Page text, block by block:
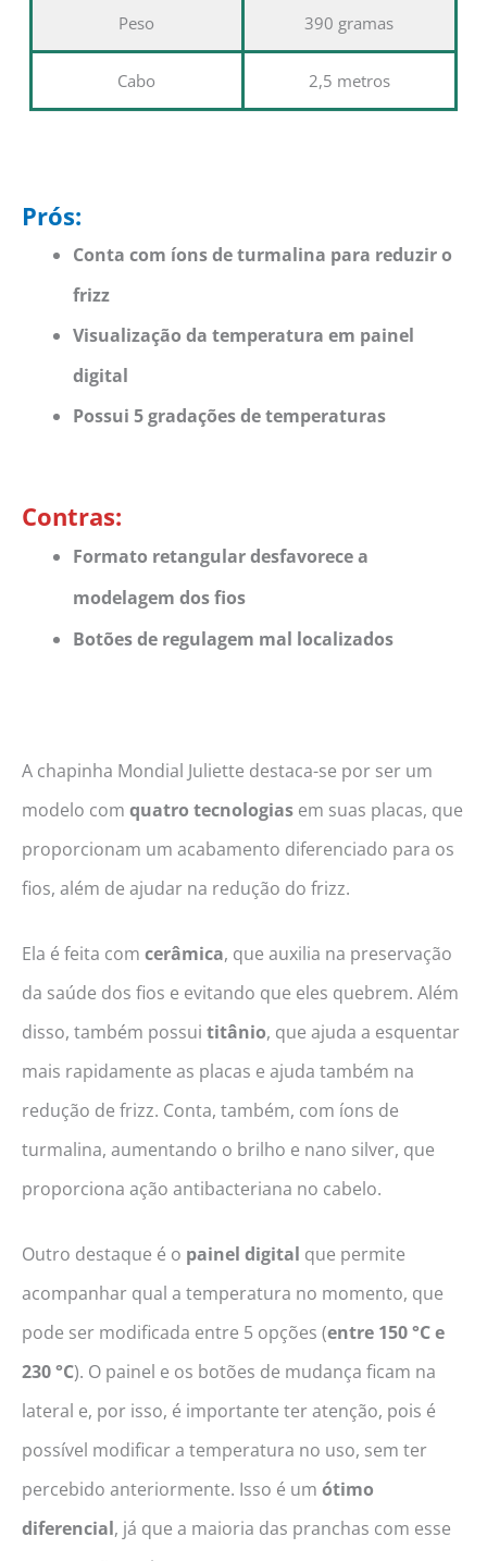
Peso 390 gramas
Cabo 2,5 metros
Prós:
Conta com íons de turmalina para reduzir o
frizz
Visualização da temperatura em painel
digital
Possui 5 gradações de temperaturas
Contras:
Formato retangular desfavorece a
modelagem dos fios
Botões de regulagem mal localizados
A chapinha Mondial Juliette destaca-se por ser um
modelo com quatro tecnologias em suas placas, que
proporcionam um acabamento diferenciado para os
fios, além de ajudar na redução do frizz.
Ela é feita com cerâmica, que auxilia na preservação
da saúde dos fios e evitando que eles quebrem. Além
disso, também possui titânio, que ajuda a esquentar
mais rapidamente as placas e ajuda também na
redução de frizz. Conta, também, com íons de
turmalina, aumentando o brilho e nano silver, que
proporciona ação antibacteriana no cabelo.
Outro destaque é o painel digital que permite
acompanhar qual a temperatura no momento, que
pode ser modificada entre 5 opções (entre 150 °C e
230 °C). O painel e os botões de mudança ficam na
lateral e, por isso, é importante ter atenção, pois é
possível modificar a temperatura no uso, sem ter
percebido anteriormente. Isso é um ótimo
diferencial, já que a maioria das pranchas com esse